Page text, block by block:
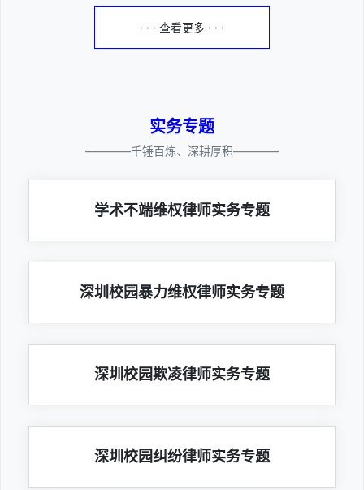
· · · 查看更多 · · ·
实务专题
————千锤百炼、深耕厚积————
学术不端维权律师实务专题
深圳校园暴力维权律师实务专题
深圳校园欺凌律师实务专题
深圳校园纠纷律师实务专题